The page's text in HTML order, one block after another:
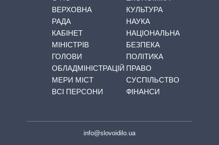
ВЕРХОВНА
РАДА
КАБІНЕТ
МІНІСТРІВ
ГОЛОВИ
ОБЛАДМІНІСТРАЦІЙ
МЕРИ МІСТ
ВСІ ПЕРСОНИ
КУЛЬТУРА
НАУКА
НАЦІОНАЛЬНА
БЕЗПЕКА
ПОЛІТИКА
ПРАВО
СУСПІЛЬСТВО
ФІНАНСИ
info@slovoidilo.ua